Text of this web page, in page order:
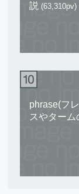
説 (63,310pv)
phrase(フ
スやターム